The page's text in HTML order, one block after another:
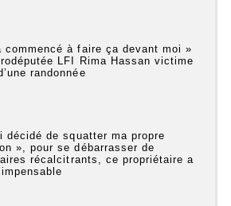
commencé à faire ça devant moi »
LFI Rima Hassan victime
randonnée
décidé de squatter ma propre
», pour se débarrasser de
récalcitrants, ce propriétaire a